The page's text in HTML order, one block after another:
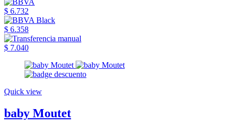
$ 6.732
$ 6.358
$ 7.040
Quick view
baby Moutet